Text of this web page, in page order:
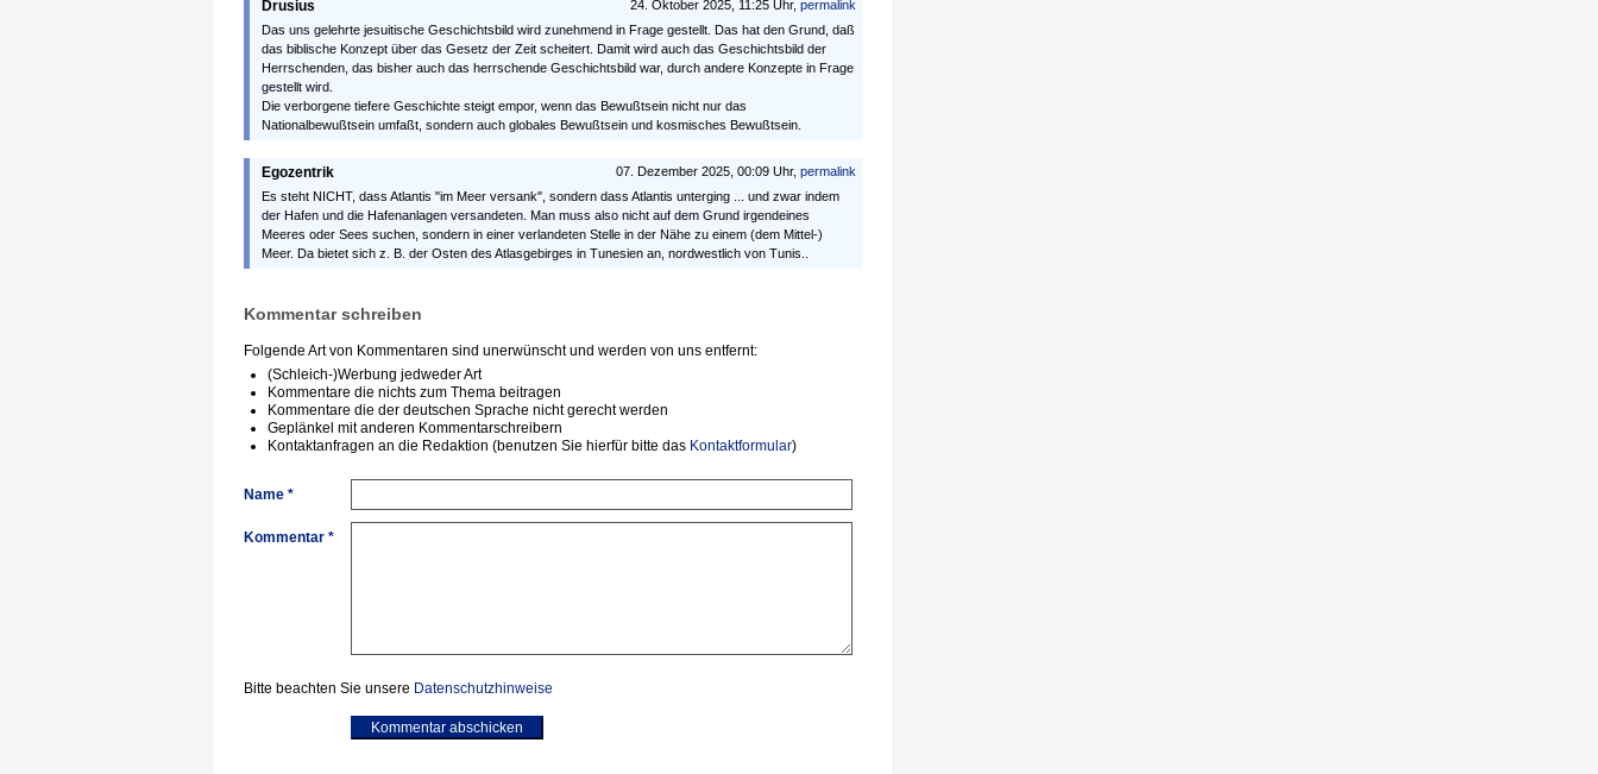
24. Oktober 2025, 11:25 Uhr, permalink
Drusius
Das uns gelehrte jesuitische Geschichtsbild wird zunehmend in Frage gestellt. Das hat den Grund, daß
das biblische Konzept über das Gesetz der Zeit scheitert. Damit wird auch das Geschichtsbild der
Herrschenden, das bisher auch das herrschende Geschichtsbild war, durch andere Konzepte in Frage
gestellt wird.
Die verborgene tiefere Geschichte steigt empor, wenn das Bewußtsein nicht nur das
Nationalbewußtsein umfaßt, sondern auch globales Bewußtsein und kosmisches Bewußtsein.
07. Dezember 2025, 00:09 Uhr, permalink
Egozentrik
Es steht NICHT, dass Atlantis "im Meer versank", sondern dass Atlantis unterging ... und zwar indem
der Hafen und die Hafenanlagen versandeten. Man muss also nicht auf dem Grund irgendeines
Meeres oder Sees suchen, sondern in einer verlandeten Stelle in der Nähe zu einem (dem Mittel-)
Meer. Da bietet sich z. B. der Osten des Atlasgebirges in Tunesien an, nordwestlich von Tunis..
Kommentar schreiben
Folgende Art von Kommentaren sind unerwünscht und werden von uns entfernt:
(Schleich-)Werbung jedweder Art
Kommentare die nichts zum Thema beitragen
Kommentare die der deutschen Sprache nicht gerecht werden
Geplänkel mit anderen Kommentarschreibern
Kontaktanfragen an die Redaktion (benutzen Sie hierfür bitte das Kontaktformular)
Name *
Kommentar *
Bitte beachten Sie unsere Datenschutzhinweise
Kommentar abschicken